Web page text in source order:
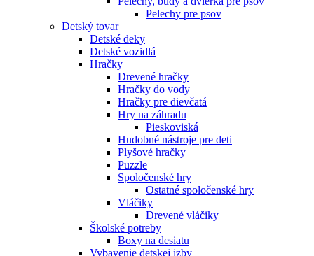
Pelechy pre psov
Detský tovar
Detské deky
Detské vozidlá
Hračky
Drevené hračky
Hračky do vody
Hračky pre dievčatá
Hry na záhradu
Pieskoviská
Hudobné nástroje pre deti
Plyšové hračky
Puzzle
Spoločenské hry
Ostatné spoločenské hry
Vláčiky
Drevené vláčiky
Školské potreby
Boxy na desiatu
Vybavenie detskej izby